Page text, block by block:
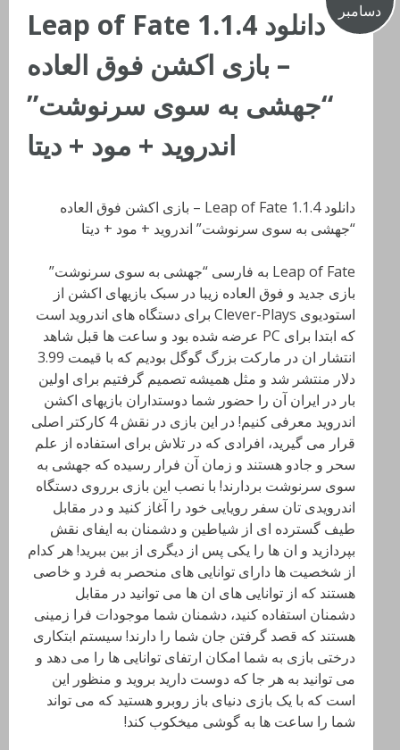
دسامبر
دانلود Leap of Fate 1.1.4
– بازی اکشن فوق العاده
“جهشی به سوی سرنوشت”
اندروید + مود + دیتا
دانلود Leap of Fate 1.1.4 – بازی اکشن فوق العاده
“جهشی به سوی سرنوشت” اندروید + مود + دیتا
Leap of Fate به فارسی “جهشی به سوی سرنوشت”
بازی جدید و فوق العاده زیبا در سبک بازیهای اکشن از
استودیوی Clever-Plays برای دستگاه های اندروید است
که ابتدا برای PC عرضه شده بود و ساعت ها قبل شاهد
انتشار ان در مارکت بزرگ گوگل بودیم که با قیمت 3.99
دلار منتشر شد و مثل همیشه تصمیم گرفتیم برای اولین
بار در ایران آن را حضور شما دوستداران بازیهای اکشن
اندروید معرفی کنیم! در این بازی در نقش 4 کارکتر اصلی
قرار می گیرید، افرادی که در تلاش برای استفاده از علم
سحر و جادو هستند و زمان آن فرار رسیده که جهشی به
سوی سرنوشت بردارند! با نصب این بازی برروی دستگاه
اندرویدی تان سفر رویایی خود را آغاز کنید و در مقابل
طیف گسترده ای از شیاطین و دشمنان به ایفای نقش
بپردازید و ان ها را یکی پس از دیگری از بین ببرید! هر کدام
از شخصیت ها دارای توانایی های منحصر به فرد و خاصی
هستند که از توانایی های ان ها می توانید در مقابل
دشمنان استفاده کنید، دشمنان شما موجودات فرا زمینی
هستند که قصد گرفتن جان شما را دارند! سیستم ابتکاری
درختی بازی به شما امکان ارتفای توانایی ها را می دهد و
می توانید به هر جا که دوست دارید بروید و منظور این
است که با یک بازی دنیای باز روبرو هستید که می تواند
شما را ساعت ها به گوشی میخکوب کند!